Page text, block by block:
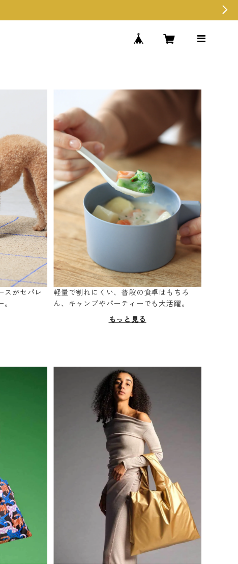
スがセパレ
軽量で割れにくい、普段の食卓はもちろ
ん、キャンプやパーティーでも大活躍。
もっと見る